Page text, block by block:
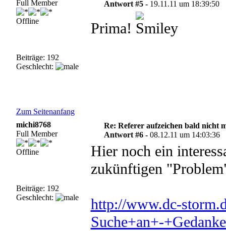
Full Member
Offline
Beiträge: 192
Geschlecht:
Antwort #5 - 19.11.11 um 18:39:50
Prima!
Zum Seitenanfang
michi8768
Full Member
Offline
Beiträge: 192
Geschlecht:
Re: Referer aufzeichen bald nicht
Antwort #6 -08.12.11 um 14:03:36
Hier noch ein
zukünftigen
http://www.dc-
Suche+an+-